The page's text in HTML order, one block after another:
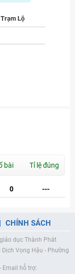
Lộ
bài Tỉ lệ đúng
0 ---
CHÍNH SÁCH
dục Thành Phát
Vọng Hậu - Phường
Email hỗ trợ: